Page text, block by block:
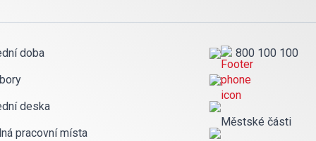
doba
deska
pracovní místa
800 100 100
Městské části